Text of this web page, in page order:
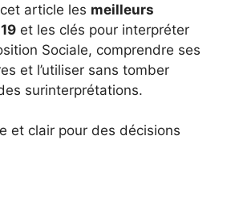
article les meilleurs
et les clés pour interpréter
Sociale, comprendre ses
et l’utiliser sans tomber
surinterprétations.
et clair pour des décisions